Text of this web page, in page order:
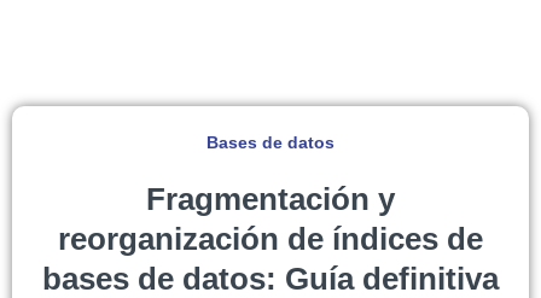
Bases de datos
Fragmentación y
reorganización de índices de
bases de datos: Guía definitiva